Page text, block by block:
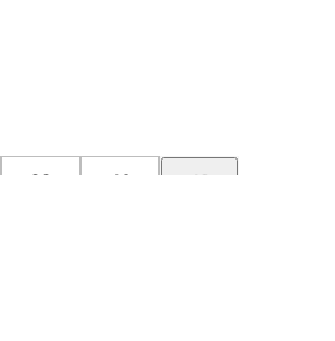
38 40 42